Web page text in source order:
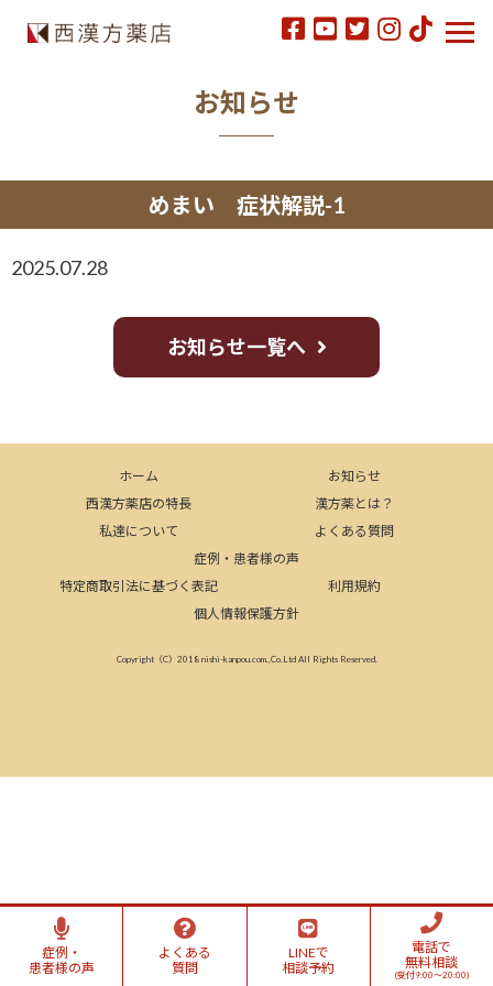
お知らせ
めまい 症状解説-1
2025.07.28
お知らせ一覧へ
ホーム
お知らせ
西漢方薬店の特長
漢方薬とは？
私達について
よくある質問
症例・患者様の声
特定商取引法に基づく表記
利用規約
個人情報保護方針
Copyright（C）2018 nishi-kanpou.com.,Co.Ltd All Rights Reserved.
症例・
患者様の声
よくある
質問
LINEで
相談予約
電話で
無料相談
(受付9:00～20:00)